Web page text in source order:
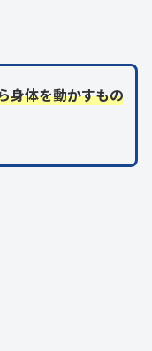
身体を動かすもの